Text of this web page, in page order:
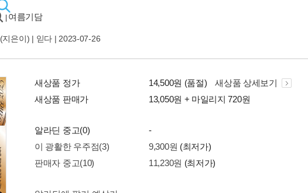
여름기담
(지은이) | 읻다| 2023-07-26
새상품 정가 14,500원 (품절)
새상품 상세보기
새상품 판매가
13,050원 + 마일리지 720원
알라딘 중고(0)
-
이 광활한 우주점(3)
9,300원 (최저가)
판매자 중고(10)
11,230원 (최저가)